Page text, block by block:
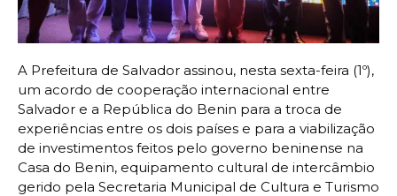
A Prefeitura de Salvador assinou, nesta sexta-feira (1º),
um acordo de cooperação internacional entre
Salvador e a República do Benin para a troca de
experiências entre os dois países e para a viabilização
de investimentos feitos pelo governo beninense na
Casa do Benin, equipamento cultural de intercâmbio
gerido pela Secretaria Municipal de Cultura e Turismo